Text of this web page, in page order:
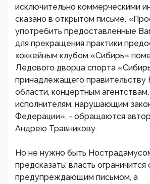
исключительно коммерческими
сказано в открытом письме.
употребить предоставленные
для прекращения практики
хоккейным клубом «Сибирь»
Ледового дворца спорта
принадлежащего правительству
области, концертным
исполнителям, нарушающим
Федерации», - обращаются
Андрею Травникову.
Но не нужно быть
предсказать: власть
предупреждающим письмом, а